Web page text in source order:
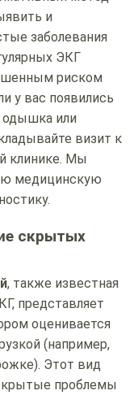
и
заболевания
ЭКГ
риском
у вас появились
одышка или
визит к
клинике. Мы
медицинскую
скрытых
, также известная
представляет
оценивается
(например,
Этот вид
проблемы